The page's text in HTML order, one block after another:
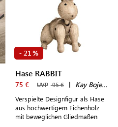
- 21 %
Hase RABBIT
75 € UVP 95 € | Kay Bojesen
Verspielte Designfigur als Hase
aus hochwertigem Eichenholz
mit beweglichen Gliedmaßen